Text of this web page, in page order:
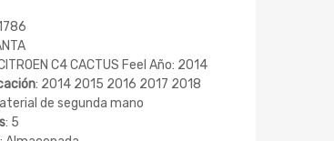
C4 CACTUS Feel Año: 2014
: 2014 2015 2016 2017 2018
de segunda mano
: 5